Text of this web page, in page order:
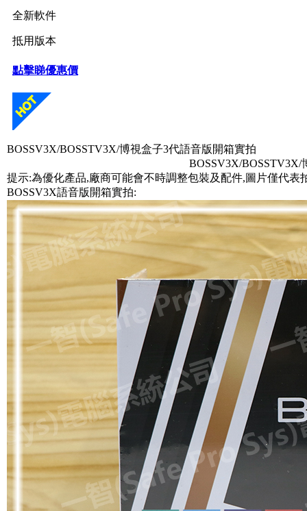
BOSSV3X/BOSSTV3X/博視盒子3代語音版開箱實拍
BOSSV3X/BOSSTV3X/
提示:為優化產品,廠商可能會不時調整包裝及配件,圖片僅代表
BOSSV3X語音版開箱實拍: